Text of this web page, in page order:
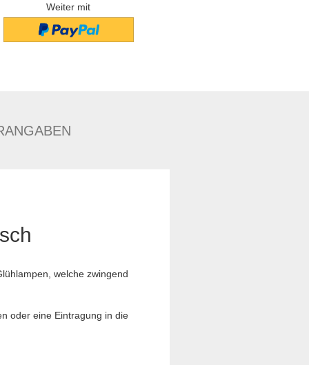
Weiter mit
welche zwingend
oder eine Eintragung in die